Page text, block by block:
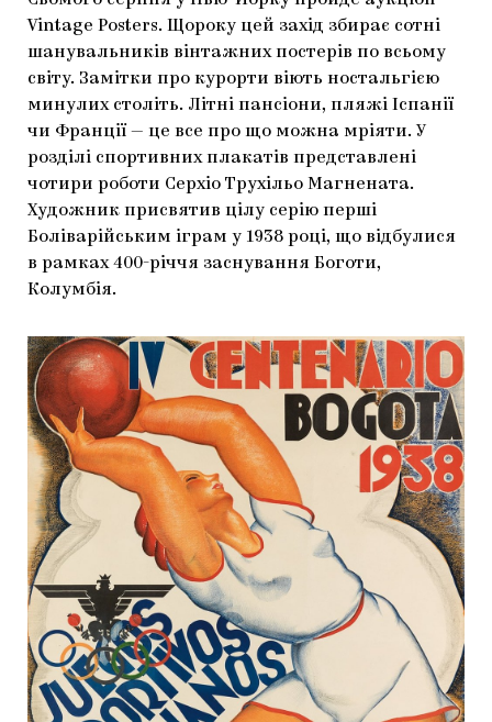
ГАЛЕРЕЇ
АРТЦЕНТРИ
КНИЖКИ І ЖУРНАЛИ
ЯК ПІДТРИМУВАТИ УКРАЇНСЬКЕ МИСТЕЦТВО
МАРІУПОЛЬСЬКІ МАРГІНАЛІЇ
CARPATHIAN CULT ПРО РІЗДВЯНІ СВЯТА
Vintage Posters. Щороку цей захід збирає сотні
шанувальників вінтажних постерів по всьому
світу. Замітки про курорти віють ностальгією
минулих століть. Літні пансіони, пляжі Іспанії
чи Франції — це все про що можна мріяти. У
розділі спортивних плакатів представлені
чотири роботи Серхіо Трухільо Магнената.
Художник присвятив цілу серію перші
Боліварійським іграм у 1938 році, що відбулися
в рамках 400-річчя заснування Боготи,
Колумбія.